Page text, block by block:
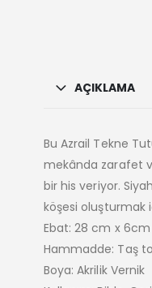
AÇIKLAMA
Bu Azrail Tekne
mekânda zarafet
bir his veriyor.
köşesi oluşturmak
Ebat: 28 cm x
Hammadde: Taş
Boya: Akrilik Vernik